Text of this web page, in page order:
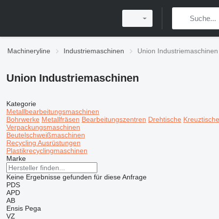
Machineryline Industriemaschinen Union Industriemaschinen
Union Industriemaschinen
Kategorie
Metallbearbeitungsmaschinen
Bohrwerke Metallfräsen Bearbeitungszentren Drehtische Kreuztische
Verpackungsmaschinen
Beutelschweißmaschinen
Recycling Ausrüstungen
Plastikrecyclingmaschinen
Marke
Keine Ergebnisse gefunden für diese Anfrage
PDS
APD
AB
Ensis Pega
VZ